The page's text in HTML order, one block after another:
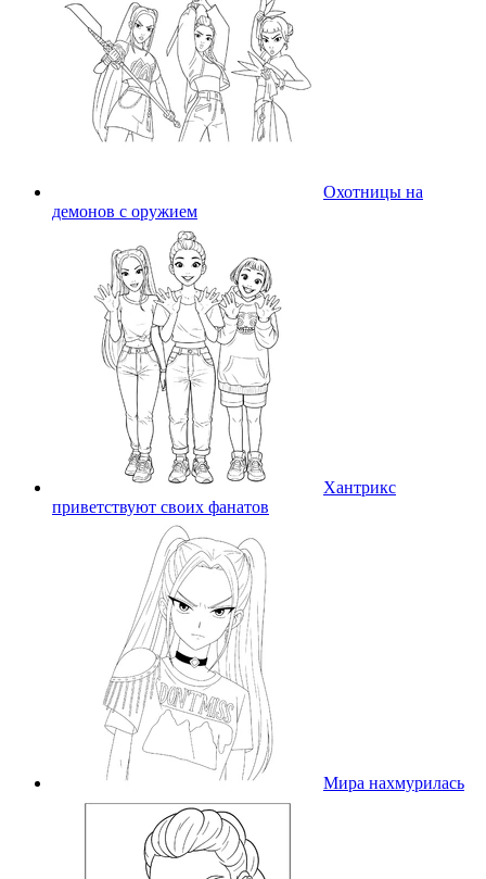
Охотницы на
демонов с оружием
Хантрикс
приветствуют своих фанатов
Мира нахмурилась